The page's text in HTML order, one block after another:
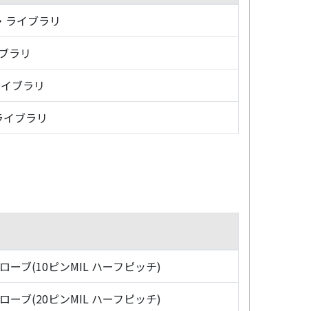
ライブラリ
ラリ
ブラリ
ブラリ
ーブ(10ピンMIL ハーフピッチ)
ーブ(20ピンMIL ハーフピッチ)